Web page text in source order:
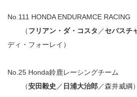
No.111 HONDA ENDURAMCE RACING
（フリアン・ダ・コスタ ／セバスチ
ディ・フォーレイ）
No.25 Honda鈴鹿レーシングチーム
（安田毅史 ／ 日浦大治郎／森井威綱）